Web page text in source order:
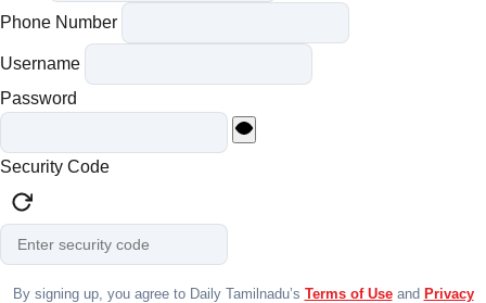
Phone Number
Username
Password
Security Code
By signing up, you agree to Daily Tamilnadu’s Terms of Useand Privacy